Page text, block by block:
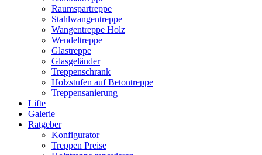
Raumspartreppe
Stahlwangentreppe
Wangentreppe Holz
Wendeltreppe
Glastreppe
Glasgeländer
Treppenschrank
Holzstufen auf Betontreppe
Treppensanierung
Lifte
Galerie
Ratgeber
Konfigurator
Treppen Preise